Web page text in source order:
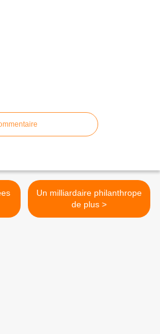
Un milliardaire philanthrope
de plus >